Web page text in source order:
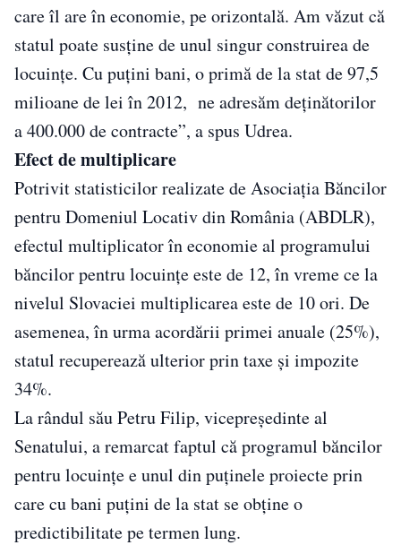
care îl are în economie, pe orizontală. Am văzut că
statul poate susţine de unul singur construirea de
locuinţe. Cu puţini bani, o primă de la stat de 97,5
milioane de lei în 2012, ne adresăm deţinătorilor
a 400.000 de contracte”, a spus Udrea.
Efect de multiplicare
Potrivit statisticilor realizate de Asociaţia Băncilor
pentru Domeniul Locativ din România (ABDLR),
efectul multiplicator în economie al programului
băncilor pentru locuinţe este de 12, în vreme ce la
nivelul Slovaciei multiplicarea este de 10 ori. De
asemenea, în urma acordării primei anuale (25%),
statul recuperează ulterior prin taxe şi impozite
34%.
La rândul său Petru Filip, vicepreşedinte al
Senatului, a remarcat faptul că programul băncilor
pentru locuinţe e unul din puţinele proiecte prin
care cu bani puţini de la stat se obţine o
predictibilitate pe termen lung.